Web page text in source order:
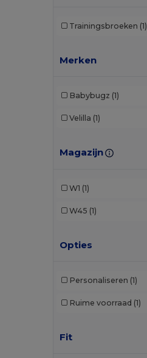
Trainingsbroeken (1)
Merken
Babybugz (1)
Velilla (1)
Magazijn
W1 (1)
W45 (1)
Opties
Personaliseren (1)
Ruime voorraad (1)
Fit